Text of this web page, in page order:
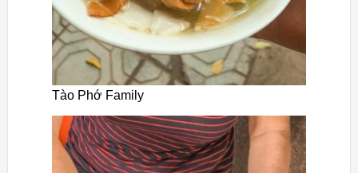
Tào Phớ Family